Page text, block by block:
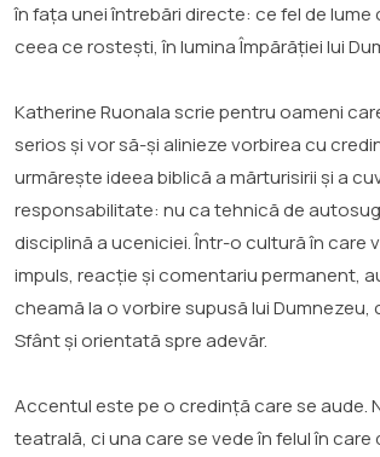
în fața unei întrebări directe: ce fel de
ceea ce rostești, în lumina Împărăției lui
Katherine Ruonala scrie pentru oameni
serios și vor să-și alinieze vorbirea cu
urmărește ideea biblică a mărturisirii și a
responsabilitate: nu ca tehnică de
disciplină a uceniciei. Într-o cultură în care
impuls, reacție și comentariu permanent,
cheamă la o vorbire supusă lui Dumnezeu,
Sfânt și orientată spre adevăr.
Accentul este pe o credință care se aude.
teatrală, ci una care se vede în felul în care